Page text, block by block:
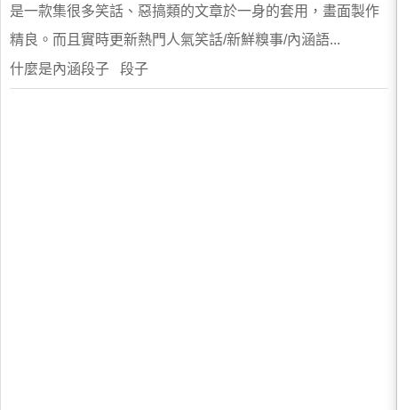
是一款集很多笑話、惡搞類的文章於一身的套用，畫面製作
精良。而且實時更新熱門人氣笑話/新鮮糗事/內涵語...
什麼是內涵段子 段子